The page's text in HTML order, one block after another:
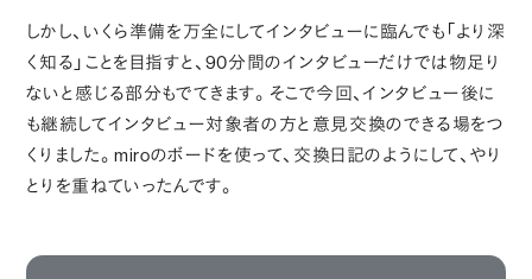
しかし、いくら準備を万全にしてインタビューに臨んでも「より深
く知る」ことを目指すと、90分間のインタビューだけでは物足り
ないと感じる部分もでてきます。そこで今回、インタビュー後に
も継続してインタビュー対象者の方と意見交換のできる場をつ
くりました。miroのボードを使って、交換日記のようにして、やり
とりを重ねていったんです。